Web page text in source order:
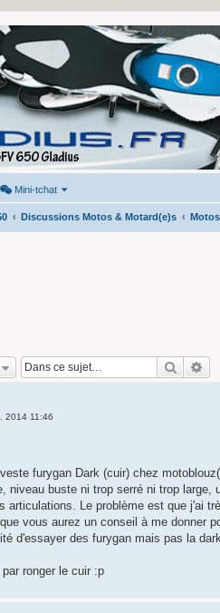
Mini-tchat
Discussions Motos & Motard(e)s
2014 11:46
furygan Dark (cuir) chez
niveau buste ni trop serré ni trop large,
articulations. Le problème est que j'ai
vous aurez un conseil à me donner
d'essayer des furygan mais pas la
ronger le cuir :p